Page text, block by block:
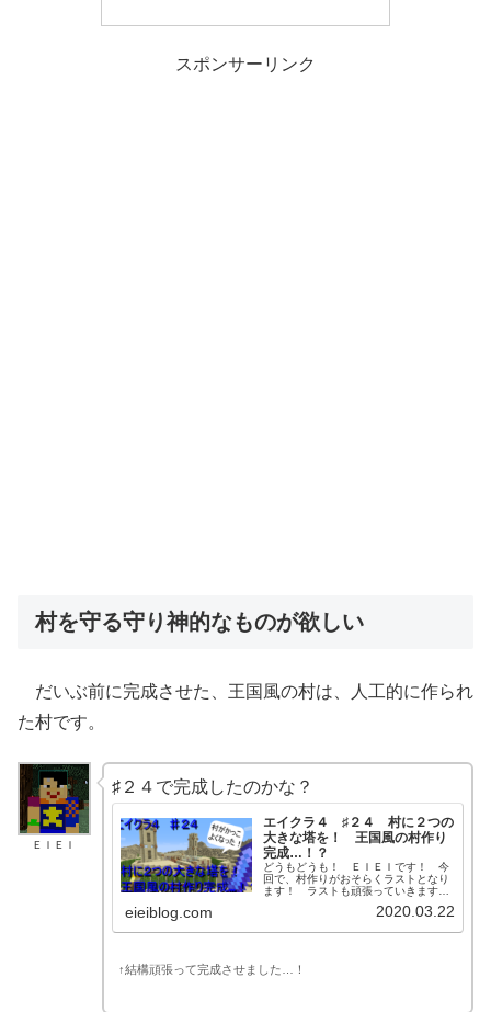
スポンサーリンク
村を守る守り神的なものが欲しい
だいぶ前に完成させた、王国風の村は、人工的に作られ
た村です。
ＥＩＥＩ
♯２４で完成したのかな？
エイクラ４ ♯２４ 村に２つの
大きな塔を！ 王国風の村作り
完成…！？
どうもどうも！ ＥＩＥＩです！ 今
回で、村作りがおそらくラストとなり
ます！ ラストも頑張っていきますよ
と言っていましたが、少し予定変更も
eieiblog.com 2020.03.22
↑結構頑張って完成させました…！